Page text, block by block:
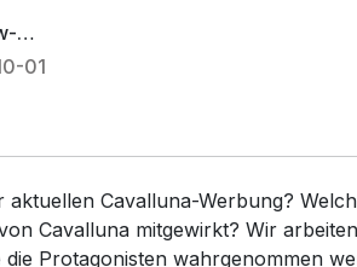
01
aktuellen Cavalluna-Werbung?
Cavalluna mitgewirkt? Wir
Protagonisten wahrgenommen